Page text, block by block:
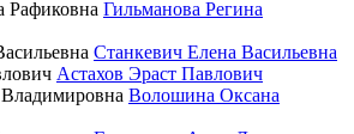
Гильманова Регина
Станкевич Елена Васильевна
Астахов Эраст Павлович
Волошина Оксана